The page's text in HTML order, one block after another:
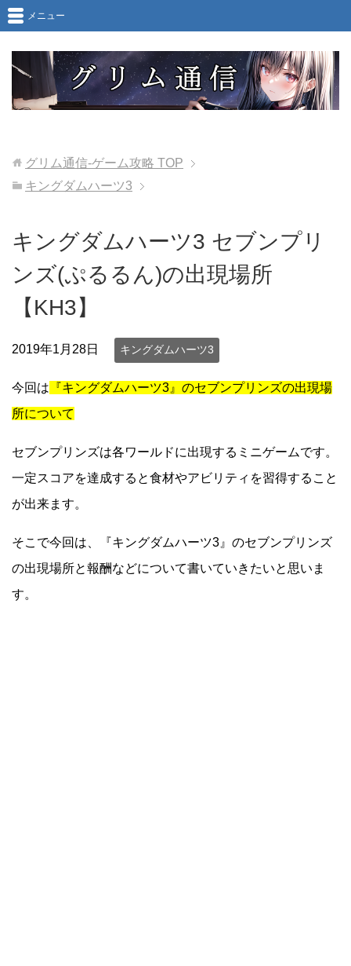
メニュー
グリム通信-ゲーム攻略 TOP
キングダムハーツ3
キングダムハーツ3 セブンプリ
ンズ(ぷるるん)の出現場所
【KH3】
2019年1月28日 キングダムハーツ3
今回は 『キングダムハーツ3』のセブンプリンズの出現場
所について
セブンプリンズは各ワールドに出現するミニゲームです。
一定スコアを達成すると食材やアビリティを習得すること
が出来ます。
そこで今回は、『キングダムハーツ3』のセブンプリンズ
の出現場所と報酬などについて書いていきたいと思いま
す。